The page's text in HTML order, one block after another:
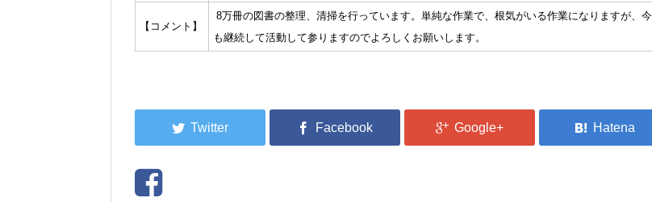
【コメント】
8万冊の図書の整理、清掃を行っています。単純な作業で、根気がいる作業になりますが、今
も継続して活動して参りますのでよろしくお願いします。